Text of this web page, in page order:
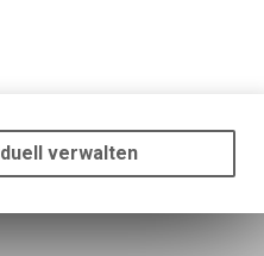
Online-Angebots, wie die
Sie, dass die
verwalten